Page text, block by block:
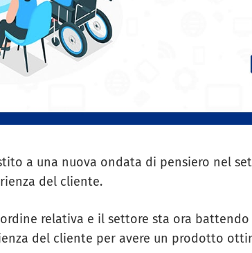
a una nuova ondata di pensiero nel
del cliente.
relativa e il settore sta ora
del cliente per avere un prodotto